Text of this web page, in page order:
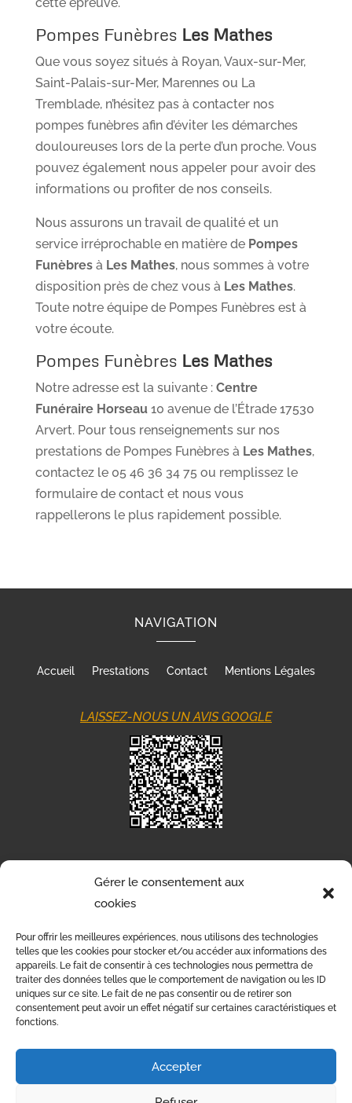
Gérer le consentement aux
cookies
Pour offrir les meilleures expériences, nous utilisons des technologies
telles que les cookies pour stocker et/ou accéder aux informations des
appareils. Le fait de consentir à ces technologies nous permettra de
traiter des données telles que le comportement de navigation ou les ID
uniques sur ce site. Le fait de ne pas consentir ou de retirer son
consentement peut avoir un effet négatif sur certaines caractéristiques et
fonctions.
Accepter
Pompes Funèbres Les Mathes
Que vous soyez situés à Royan, Vaux-sur-Mer,
Saint-Palais-sur-Mer, Marennes ou La
Tremblade, n’hésitez pas à contacter nos
pompes funèbres afin d’éviter les démarches
douloureuses lors de la perte d’un proche. Vous
pouvez également nous appeler pour avoir des
informations ou profiter de nos conseils.
Nous assurons un travail de qualité et un
service irréprochable en matière de Pompes
Funèbresà Les Mathes, nous sommes à votre
disposition près de chez vous à Les Mathes.
Toute notre équipe de Pompes Funèbres est à
votre écoute.
Pompes Funèbres Les Mathes
Notre adresse est la suivante : Centre
Funéraire Horseau 10 avenue de l’Étrade 17530
Arvert. Pour tous renseignements sur nos
prestations de Pompes Funèbres à Les Mathes,
contactez le 05 46 36 34 75 ou remplissez le
formulaire de contact et nous vous
rappellerons le plus rapidement possible.
NAVIGATION
Accueil Prestations Contact Mentions Légales
LAISSEZ-NOUS UN AVIS GOOGLE
RÉALISATION